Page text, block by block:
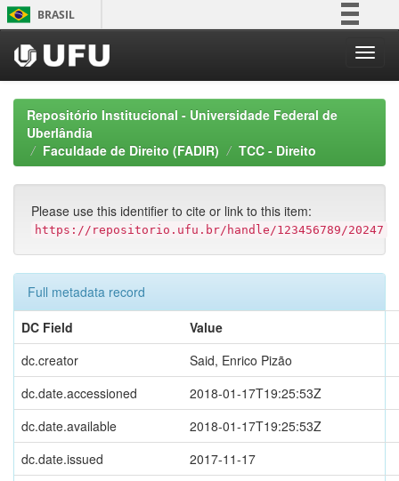
Skip
navigation
BRASIL
Participe
Acesso à informação
Legislação
Repositório Institucional - Universidade Federal de
Uberlândia
Faculdade de Direito (FADIR)
TCC - Direito
Please use this identifier to cite or link to this item:
https://repositorio.ufu.br/handle/123456789/20247
Full metadata record
DC Field
Value
dc.creator
Said, Enrico Pizão
dc.date.accessioned
2018-01-17T19:25:53Z
dc.date.available
2018-01-17T19:25:53Z
dc.date.issued
2017-11-17